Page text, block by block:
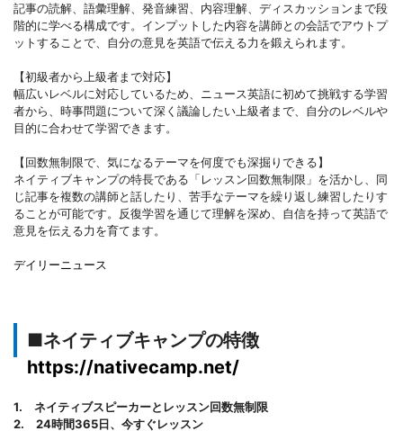
記事の読解、語彙理解、発音練習、内容理解、ディスカッションまで段
階的に学べる構成です。インプットした内容を講師との会話でアウトプ
ットすることで、自分の意見を英語で伝える力を鍛えられます。
【初級者から上級者まで対応】
幅広いレベルに対応しているため、ニュース英語に初めて挑戦する学習
者から、時事問題について深く議論したい上級者まで、自分のレベルや
目的に合わせて学習できます。
【回数無制限で、気になるテーマを何度でも深掘りできる】
ネイティブキャンプの特長である「レッスン回数無制限」を活かし、同
じ記事を複数の講師と話したり、苦手なテーマを繰り返し練習したりす
ることが可能です。反復学習を通じて理解を深め、自信を持って英語で
意見を伝える力を育てます。
デイリーニュース
■ネイティブキャンプの特徴
https://nativecamp.net/
1. ネイティブスピーカーとレッスン回数無制限
2. 24時間365日、今すぐレッスン